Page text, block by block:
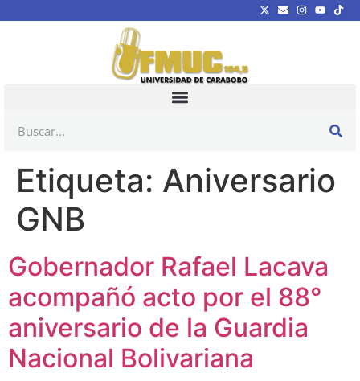
Etiqueta: Aniversario
GNB
Gobernador Rafael Lacava
acompañó acto por el 88°
aniversario de la Guardia
Nacional Bolivariana